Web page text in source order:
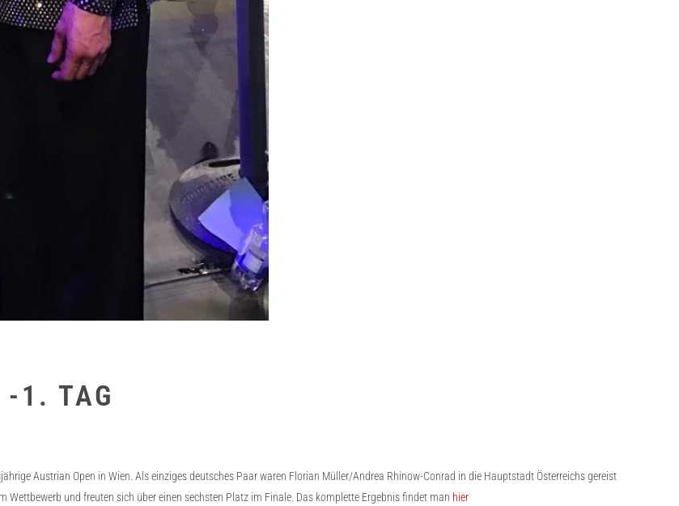
-1. TAG
Austrian Open in Wien. Als einziges deutsches Paar waren Florian Müller/Andrea Rhinow-Conrad in die Hauptstadt Österreichs gereist
und freuten sich über einen sechsten Platz im Finale. Das komplette Ergebnis findet man hier